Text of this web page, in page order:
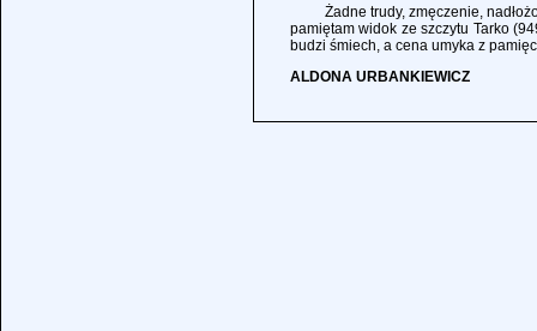
Żadne trudy, zmęczenie,
pamiętam widok ze szczytu Tarko
budzi śmiech, a cena umyka z
ALDONA URBANKIEWICZ